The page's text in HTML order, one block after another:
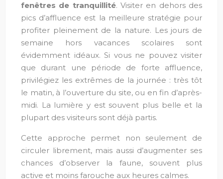
fenêtres de tranquillité. Visiter en dehors des
pics d’affluence est la meilleure stratégie pour
profiter pleinement de la nature. Les jours de
semaine hors vacances scolaires sont
évidemment idéaux. Si vous ne pouvez visiter
que durant une période de forte affluence,
privilégiez les extrêmes de la journée : très tôt
le matin, à l’ouverture du site, ou en fin d’après-
midi. La lumière y est souvent plus belle et la
plupart des visiteurs sont déjà partis.
Cette approche permet non seulement de
circuler librement, mais aussi d’augmenter ses
chances d’observer la faune, souvent plus
active et moins farouche aux heures calmes.